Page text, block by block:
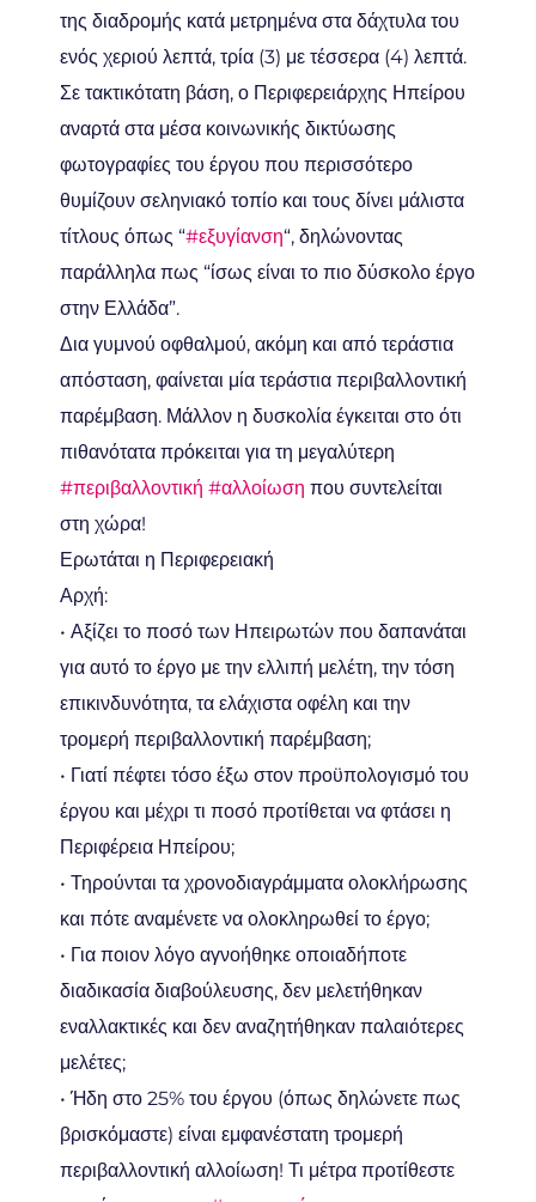
της διαδρομής κατά μετρημένα στα δάχτυλα του
ενός χεριού λεπτά, τρία (3) με τέσσερα (4) λεπτά.
Σε τακτικότατη βάση, ο Περιφερειάρχης Ηπείρου
αναρτά στα μέσα κοινωνικής δικτύωσης
φωτογραφίες του έργου που περισσότερο
θυμίζουν σεληνιακό τοπίο και τους δίνει μάλιστα
τίτλους όπως “#εξυγίανση“, δηλώνοντας
παράλληλα πως “ίσως είναι το πιο δύσκολο έργο
στην Ελλάδα”.
Δια γυμνού οφθαλμού, ακόμη και από τεράστια
απόσταση, φαίνεται μία τεράστια περιβαλλοντική
παρέμβαση. Μάλλον η δυσκολία έγκειται στο ότι
πιθανότατα πρόκειται για τη μεγαλύτερη
#περιβαλλοντική #αλλοίωση που συντελείται
στη χώρα!
Ερωτάται η Περιφερειακή
Αρχή:
• Αξίζει το ποσό των Ηπειρωτών που δαπανάται
για αυτό το έργο με την ελλιπή μελέτη, την τόση
επικινδυνότητα, τα ελάχιστα οφέλη και την
τρομερή περιβαλλοντική παρέμβαση;
• Γιατί πέφτει τόσο έξω στον προϋπολογισμό του
έργου και μέχρι τι ποσό προτίθεται να φτάσει η
Περιφέρεια Ηπείρου;
• Τηρούνται τα χρονοδιαγράμματα ολοκλήρωσης
και πότε αναμένετε να ολοκληρωθεί το έργο;
• Για ποιον λόγο αγνοήθηκε οποιαδήποτε
διαδικασία διαβούλευσης, δεν μελετήθηκαν
εναλλακτικές και δεν αναζητήθηκαν παλαιότερες
μελέτες;
• Ήδη στο 25% του έργου (όπως δηλώνετε πως
βρισκόμαστε) είναι εμφανέστατη τρομερή
περιβαλλοντική αλλοίωση! Τι μέτρα προτίθεστε